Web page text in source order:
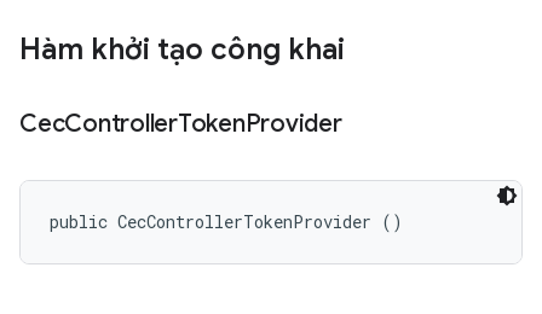
Hàm khởi tạo công khai
CecControllerTokenProvider
public CecControllerTokenProvider ()